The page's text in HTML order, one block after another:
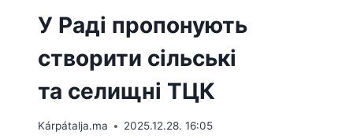
У Раді пропонують
створити сільські
та селищні ТЦК
Kárpátalja.ma 2025.12.28. 16:05